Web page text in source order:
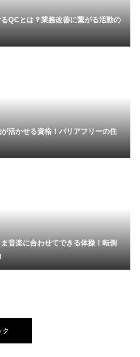
QCとは？業務改善に繋がる活動の
活かせる資格！バリアフリーの住
音楽に合わせてできる体操！転倒
ク